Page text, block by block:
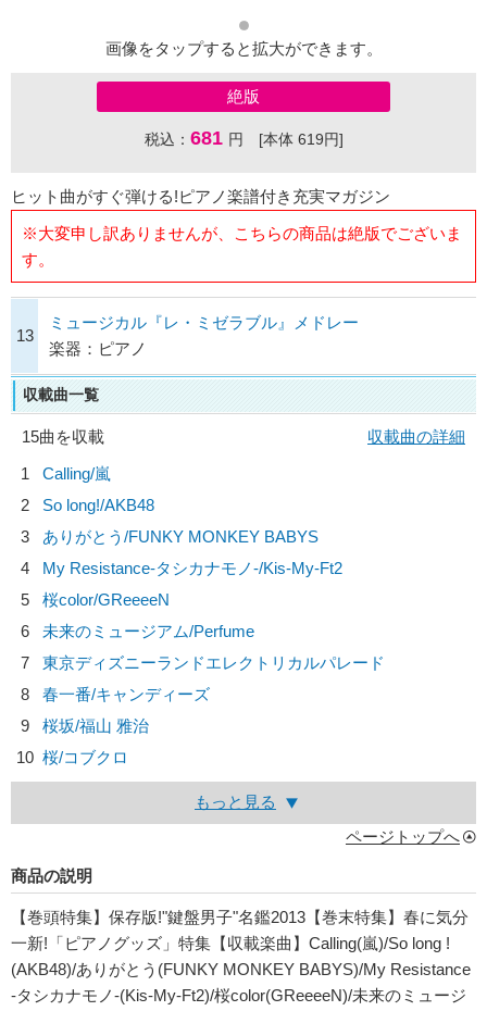
画像をタップすると拡大ができます。
絶版
税込： 681 円 [本体 619円]
ヒット曲がすぐ弾ける!ピアノ楽譜付き充実マガジン
※大変申し訳ありませんが、こちらの商品は絶版でございま
す。
13
ミュージカル『レ・ミゼラブル』メドレー
楽器：ピアノ
収載曲一覧
15曲を収載
収載曲の詳細
1
Calling/嵐
2
So long!/AKB48
3
ありがとう/FUNKY MONKEY BABYS
4
My Resistance-タシカナモノ-/Kis-My-Ft2
5
桜color/GReeeeN
6
未来のミュージアム/Perfume
7
東京ディズニーランドエレクトリカルパレード
8
春一番/キャンディーズ
9
桜坂/福山 雅治
10 桜/コブクロ
もっと見る
ページトップへ
商品の説明
【巻頭特集】保存版!"鍵盤男子"名鑑2013【巻末特集】春に気分
一新!「ピアノグッズ」特集【収載楽曲】Calling(嵐)/So long !
(AKB48)/ありがとう(FUNKY MONKEY BABYS)/My Resistance
-タシカナモノ-(Kis-My-Ft2)/桜color(GReeeeN)/未来のミュージ